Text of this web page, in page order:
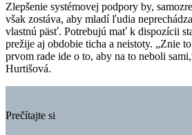
Zlepšenie systémovej podpory by,
však zostáva, aby mladí ľudia
vlastnú päsť. Potrebujú mať k dispozícii
prežije aj obdobie ticha a neistoty. „Znie
prvom rade ide o to, aby na to neboli
Hurtišová.
Prečítajte si